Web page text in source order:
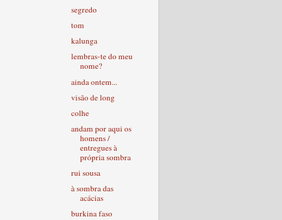
segredo
tom
kalunga
lembras-te do meu
nome?
ainda ontem...
visão de long
colhe
andam por aqui os
homens /
entregues à
própria sombra
rui sousa
à sombra das
acácias
burkina faso